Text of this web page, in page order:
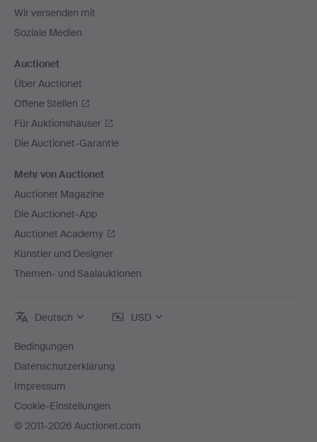
Wir versenden mit
Soziale Medien
Auctionet
Über Auctionet
Offene Stellen
Für Auktionshäuser
Die Auctionet-Garantie
Mehr von Auctionet
Auctionet Magazine
Die Auctionet-App
Auctionet Academy
Künstler und Designer
Themen- und Saalauktionen
Deutsch USD
Bedingungen
Datenschutzerklärung
Impressum
Cookie-Einstellungen
© 2011-2026 Auctionet.com